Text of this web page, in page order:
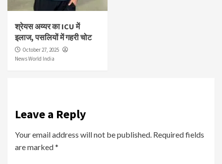
श्रेयस अय्यर का ICU में
इलाज, पसलियों में गहरी चोट
October 27, 2025
News World India
Leave a Reply
Your email address will not be published. Required fields
are marked*